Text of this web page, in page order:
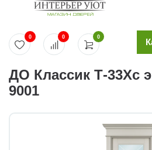
0
0 0
ДО Классик Т-33Хс
9001